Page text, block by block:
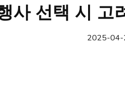
사 선택 시 고
2025-04-